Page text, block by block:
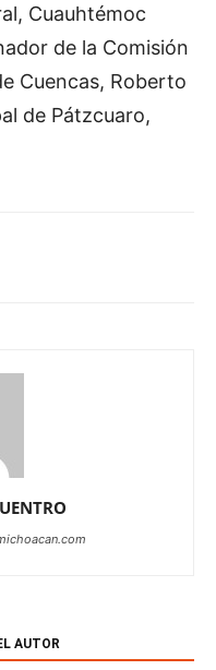
Cuauhtémoc
de la Comisión
Cuencas, Roberto
de Pátzcuaro,
AUTOR